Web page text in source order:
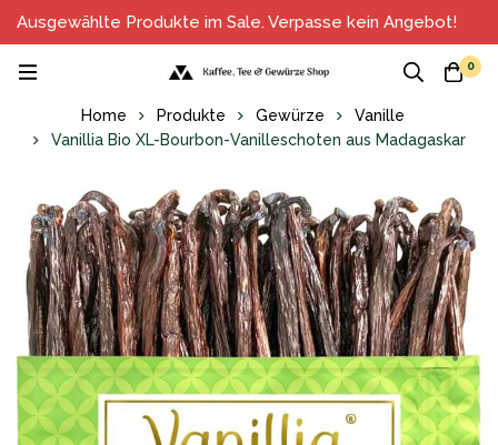
Ausgewählte Produkte im Sale. Verpasse kein Angebot!
0
Home Produkte Gewürze
Vanille
‎Vanillia Bio XL-Bourbon-Vanilleschoten aus Madagaskar